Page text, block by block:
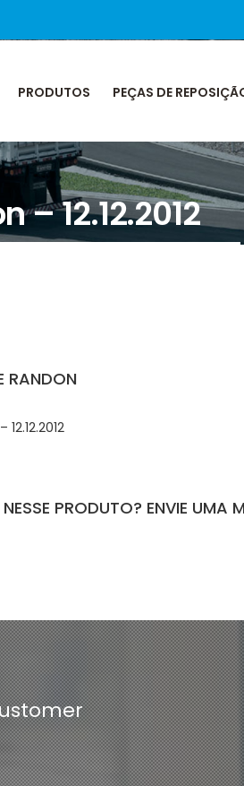
PRODUTOS PEÇAS DE
– 12.12.2012
RANDON
NESSE PRODUTO? ENVIE UMA